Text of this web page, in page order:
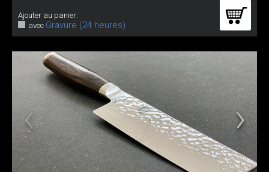
Ajouter au panier:
avec Gravure (24 heures)